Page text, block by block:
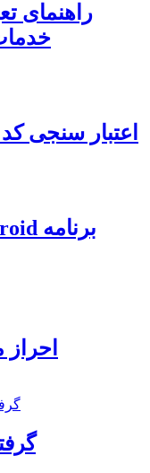
راهنمای
خدمات
اعتبار سنجی